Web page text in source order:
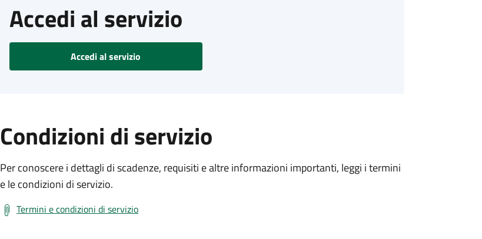
Accedi al servizio
Accedi al servizio
Condizioni di servizio
Per conoscere i dettagli di scadenze, requisiti e altre informazioni importanti, leggi i termini
e le condizioni di servizio.
Termini e condizioni di servizio